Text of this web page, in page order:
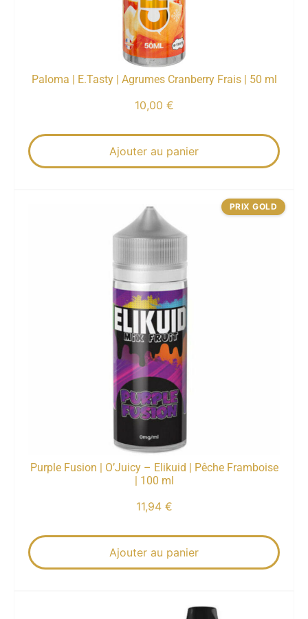
Paloma | E.Tasty | Agrumes Cranberry Frais | 50 ml
10,00 €
Ajouter au panier
Purple Fusion | O’Juicy – Elikuid | Pêche Framboise
| 100 ml
11,94 €
Ajouter au panier
PRIX GOLD